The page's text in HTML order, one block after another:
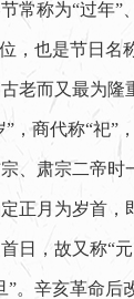
称为“过年”
，也是节日名
老而又最为隆
”，商代称“祀”
、肃宗二帝时
正月为岁首，
日，故又称“
”。辛亥革命后